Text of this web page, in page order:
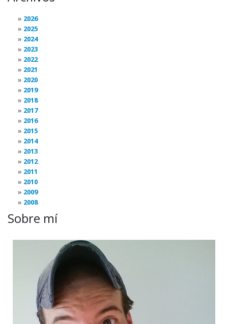
2026
2025
2024
2023
2022
2021
2020
2019
2018
2017
2016
2015
2014
2013
2012
2011
2010
2009
2008
Sobre mí